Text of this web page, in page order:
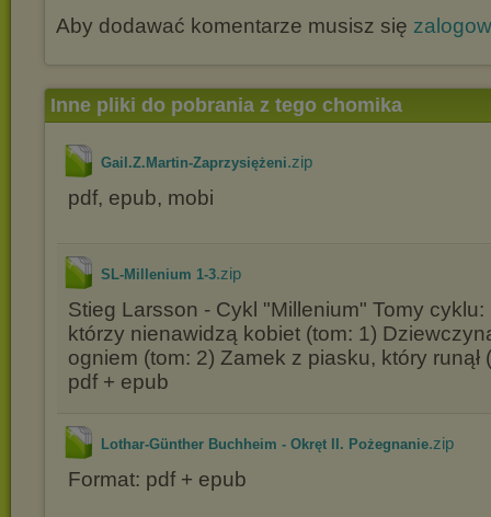
Aby dodawać komentarze musisz się
Inne pliki do pobrania z tego chomika
Gail.Z.Martin-Zaprzysiężeni.zip
pdf, epub, mobi
SL-Millenium 1-3.zip
Stieg Larsson - Cykl "Millenium" Tomy
którzy nienawidzą kobiet (tom: 1)
ogniem (tom: 2) Zamek z piasku, który runął
pdf + epub
Lothar-Günther Buchheim - Okręt II. Pożegnanie.zip
Format: pdf + epub